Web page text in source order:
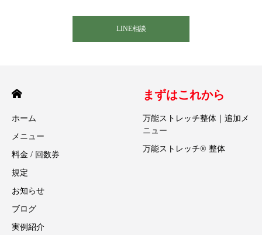
LINE相談
ホーム
メニュー
料金 / 回数券
規定
お知らせ
ブログ
実例紹介
まずはこれから
万能ストレッチ整体｜追加メ
ニュー
万能ストレッチ® 整体